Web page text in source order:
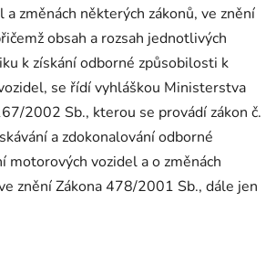
změnách některých zákonů, ve znění
obsah a rozsah jednotlivých
k získání odborné způsobilosti k
se řídí vyhláškou Ministerstva
2002 Sb., kterou se provádí zákon č.
a zdokonalování odborné
motorových vozidel a o změnách
znění Zákona 478/2001 Sb., dále jen